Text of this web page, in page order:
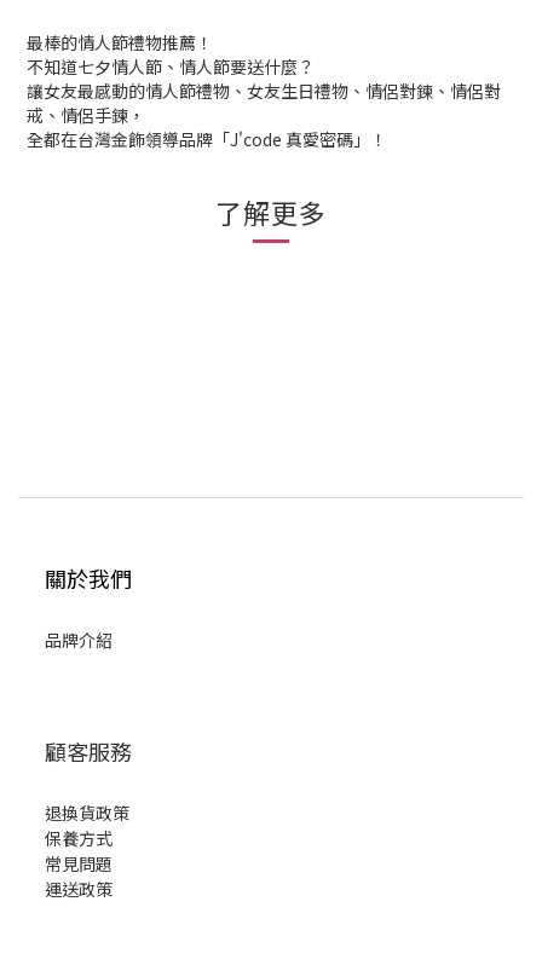
最棒的情人節禮物推薦！
不知道七夕情人節、情人節要送什麼？
讓女友最感動的情人節禮物、女友生日禮物、情侶對鍊、情侶對
戒、情侶手鍊，
全都在台灣金飾領導品牌「J'code 真愛密碼」！
了解更多
關於我們
品牌介紹
顧客服務
退換貨政策
保養方式
常見問題
運送政策